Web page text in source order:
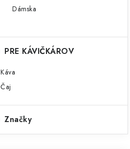
Dámska
PRE KÁVIČKÁROV
Káva
Čaj
Značky